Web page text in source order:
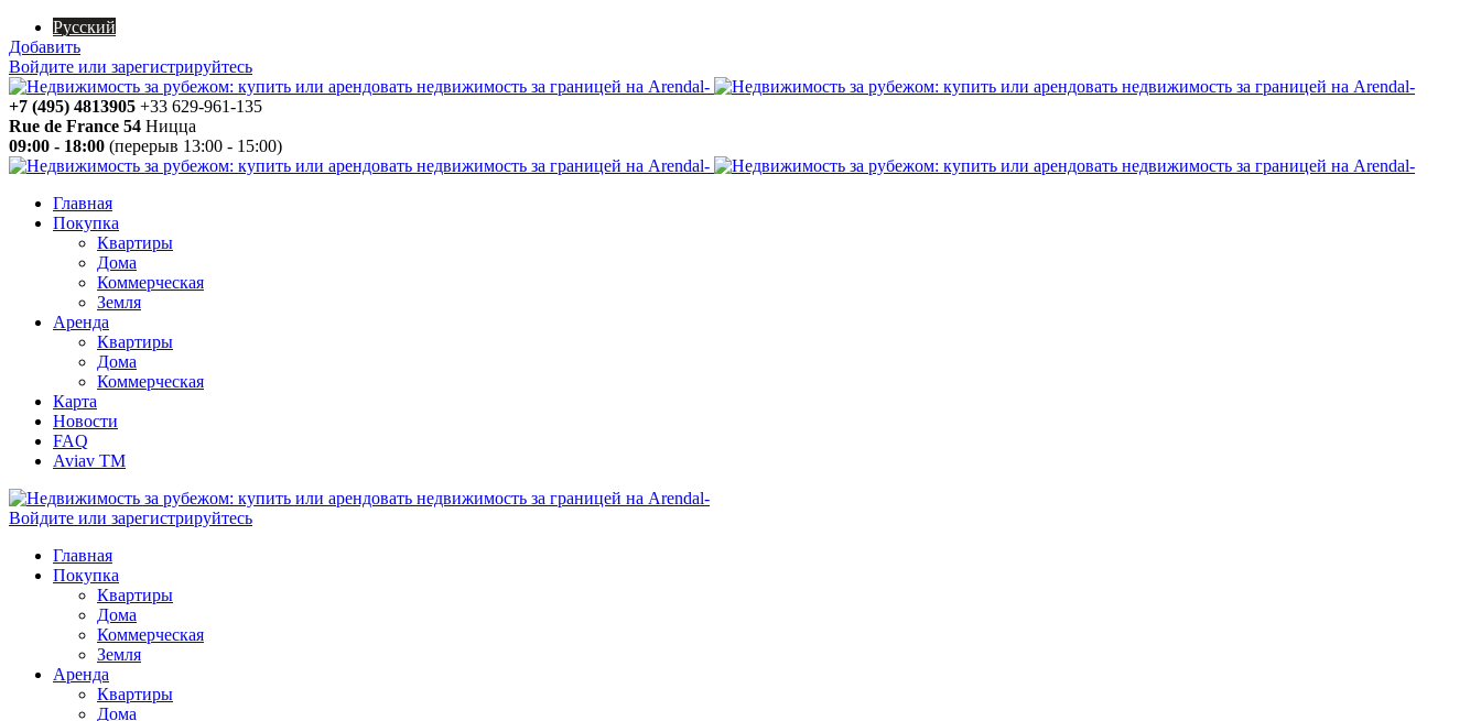
Русский
Добавить
Войдите или зарегистрируйтесь
+7 (495) 4813905 +33 629-961-135
Rue de France 54 Ницца
09:00 - 18:00 (перерыв 13:00 - 15:00)
Главная
Покупка
Квартиры
Дома
Коммерческая
Земля
Аренда
Квартиры
Дома
Коммерческая
Карта
Новости
FAQ
Aviav TM
Войдите или зарегистрируйтесь
Главная
Покупка
Квартиры
Дома
Коммерческая
Земля
Аренда
Квартиры
Дома